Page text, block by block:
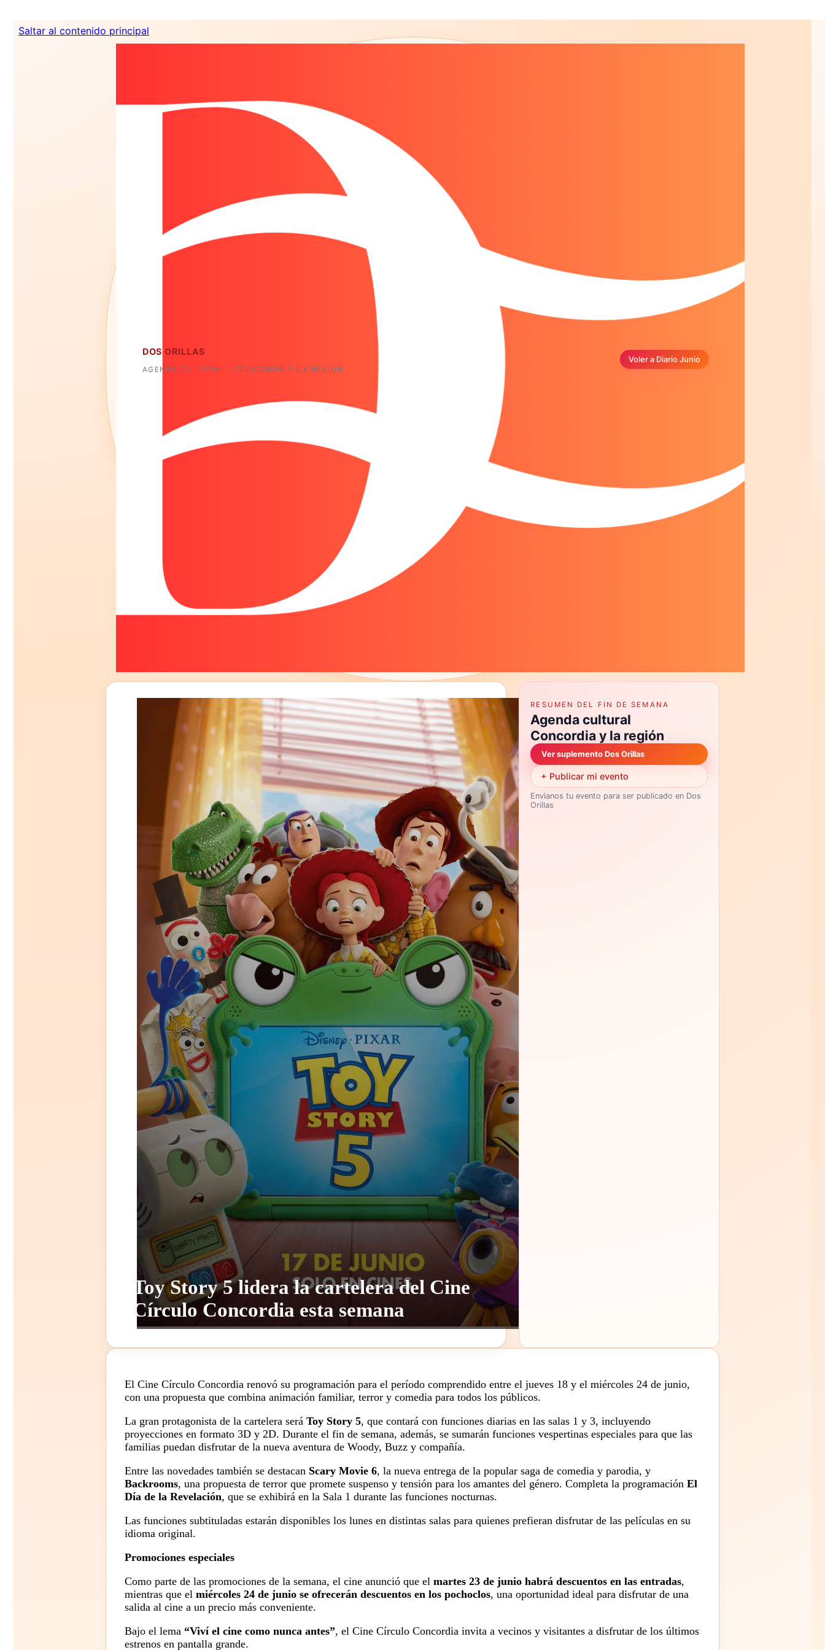
Saltar al contenido principal
DOS ORILLAS
AGENDA CULTURAL · CONCORDIA Y LA REGIÓN
Voler a Diario Junio
Toy Story 5 lidera la cartelera del Cine
Círculo Concordia esta semana
RESUMEN DEL FIN DE SEMANA
Agenda cultural
Concordia y la región
Ver suplemento Dos Orillas
+ Publicar mi evento
Envianos tu evento para ser publicado en Dos
Orillas
El Cine Círculo Concordia renovó su programación para el período comprendido entre el jueves 18 y el miércoles 24 de junio,
con una propuesta que combina animación familiar, terror y comedia para todos los públicos.
La gran protagonista de la cartelera será Toy Story 5, que contará con funciones diarias en las salas 1 y 3, incluyendo
proyecciones en formato 3D y 2D. Durante el fin de semana, además, se sumarán funciones vespertinas especiales para que las
familias puedan disfrutar de la nueva aventura de Woody, Buzz y compañía.
Entre las novedades también se destacan Scary Movie 6, la nueva entrega de la popular saga de comedia y parodia, y
Backrooms, una propuesta de terror que promete suspenso y tensión para los amantes del género. Completa la programación El
Día de la Revelación, que se exhibirá en la Sala 1 durante las funciones nocturnas.
Las funciones subtituladas estarán disponibles los lunes en distintas salas para quienes prefieran disfrutar de las películas en su
idioma original.
Promociones especiales
Como parte de las promociones de la semana, el cine anunció que el martes 23 de junio habrá descuentos en las entradas,
mientras que el miércoles 24 de junio se ofrecerán descuentos en los pochoclos, una oportunidad ideal para disfrutar de una
salida al cine a un precio más conveniente.
Bajo el lema “Viví el cine como nunca antes”, el Cine Círculo Concordia invita a vecinos y visitantes a disfrutar de los últimos
estrenos en pantalla grande.